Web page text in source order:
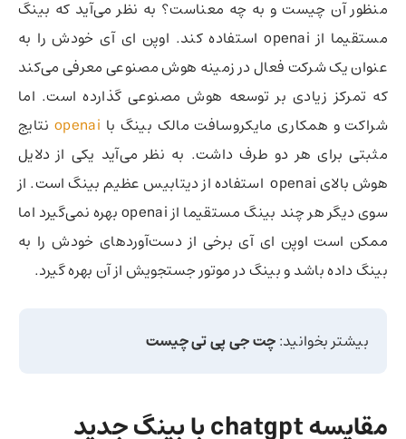
منظور آن چیست و به چه معناست؟ به نظر می‌آید که بینگ
مستقیما از openai استفاده کند. اوپن ای آی خودش را به
عنوان یک شرکت فعال در زمینه هوش مصنوعی معرفی می‌کند
که تمرکز زیادی بر توسعه هوش مصنوعی گذارده است. اما
شراکت و همکاری مایکروسافت مالک بینگ با openaiنتایج
مثبتی برای هر دو طرف داشت. به نظر می‌آید یکی از دلایل
هوش بالای openai استفاده از دیتابیس عظیم بینگ است. از
سوی دیگر هر چند بینگ مستقیما از openai بهره نمی‌گیرد اما
ممکن است اوپن ای آی برخی از دست‌آوردهای خودش را به
بینگ داده باشد و بینگ در موتور جستجویش از آن بهره گیرد.
بیشتر بخوانید:چت جی پی تی چیست
مقایسه chatgpt با بینگ جدید